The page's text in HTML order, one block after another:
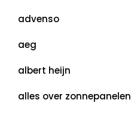
advenso
aeg
albert heijn
alles over zonnepanelen